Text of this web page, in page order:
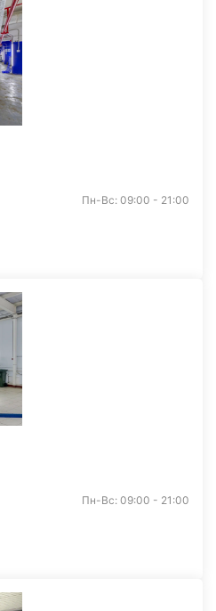
Пн-Вс: 09:00 - 21:00
Пн-Вс: 09:00 - 21:00